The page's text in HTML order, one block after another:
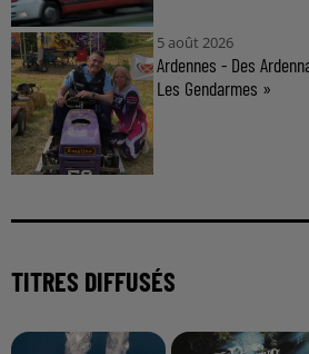
5 août 2026
Ardennes - Des
Les Gendarmes »
TITRES DIFFUSÉS